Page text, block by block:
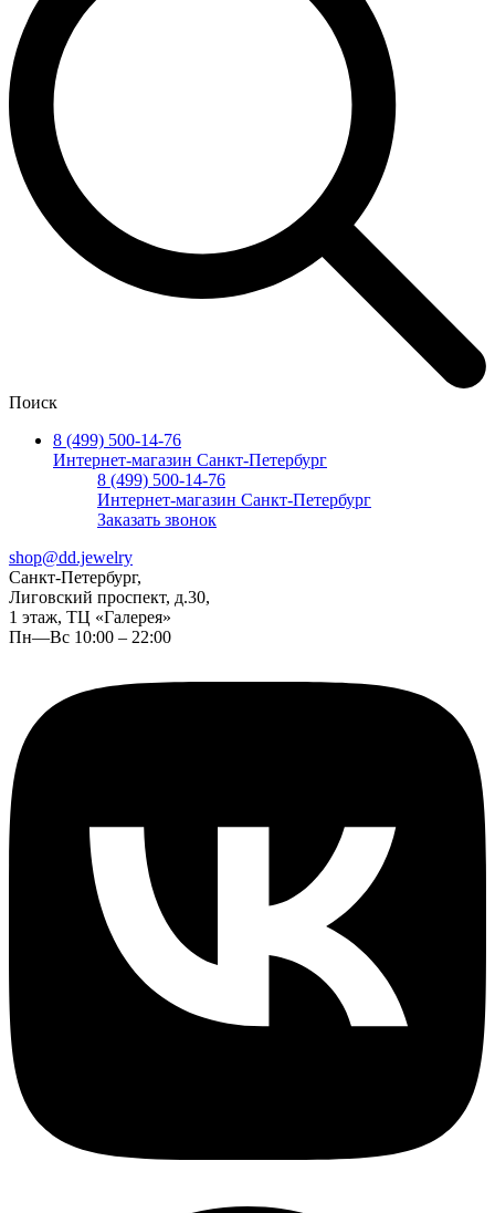
Поиск
8 (499) 500-14-76
Интернет-магазин Санкт-Петербург
8 (499) 500-14-76
Интернет-магазин Санкт-Петербург
Заказать звонок
shop@dd.jewelry
Санкт-Петербург,
Лиговский проспект, д.30,
1 этаж, ТЦ «Галерея»
Пн—Вс 10:00 – 22:00